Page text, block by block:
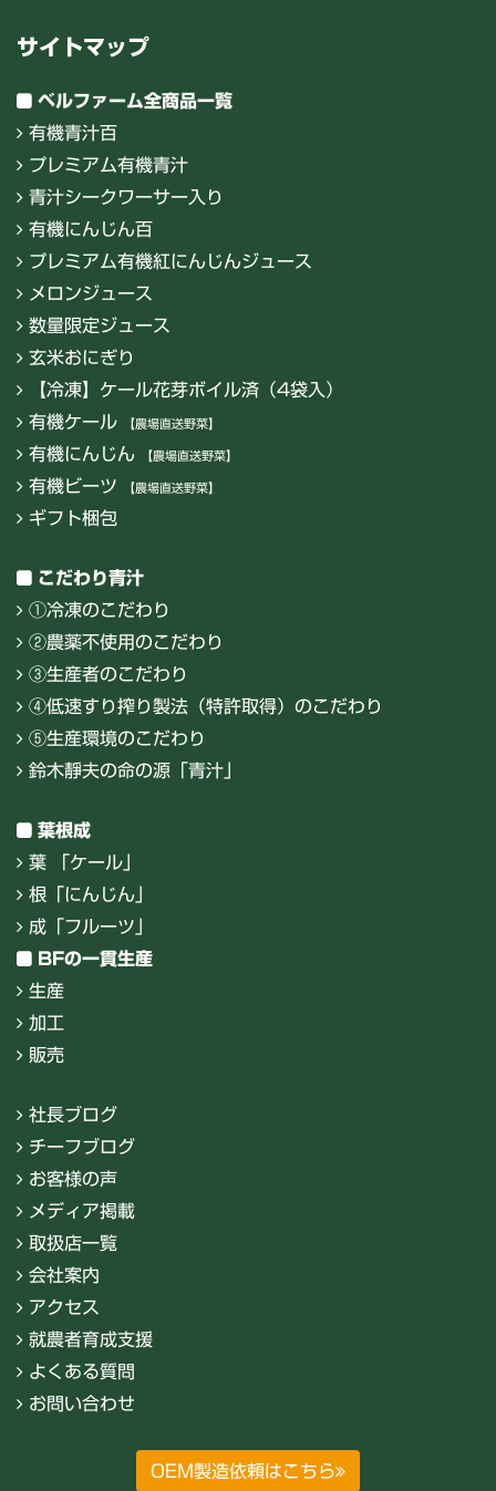
サイトマップ
ベルファーム全商品一覧
有機青汁百
プレミアム有機青汁
青汁シークワーサー入り
有機にんじん百
プレミアム有機紅にんじんジュース
メロンジュース
数量限定ジュース
玄米おにぎり
【冷凍】ケール花芽ボイル済（4袋入）
有機ケール
【農場直送野菜】
有機にんじん 【農場直送野菜】
有機ビーツ 【農場直送野菜】
ギフト梱包
こだわり青汁
①冷凍のこだわり
②農薬不使用のこだわり
③生産者のこだわり
④低速すり搾り製法（特許取得）のこだわり
⑤生産環境のこだわり
鈴木靜夫の命の源「青汁」
葉根成
葉 「ケール」
根「にんじん」
成「フルーツ」
BFの一貫生産
生産
加工
販売
社長ブログ
チーフブログ
お客様の声
メディア掲載
取扱店一覧
会社案内
アクセス
就農者育成支援
よくある質問
お問い合わせ
OEM製造依頼はこちら